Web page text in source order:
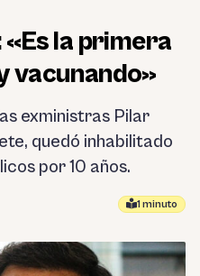
la primera
vacunando»
exministras Pilar
quedó inhabilitado
por 10 años.
1 minuto